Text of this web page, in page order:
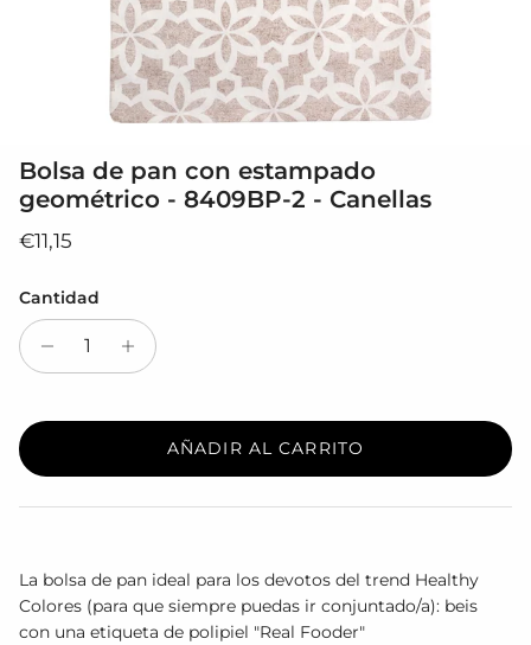
Bolsa de pan con estampado
geométrico - 8409BP-2 - Canellas
Precio normal
€11,15
Cantidad
AÑADIR AL CARRITO
La bolsa de pan ideal para los devotos del trend Healthy
Colores (para que siempre puedas ir conjuntado/a): beis
con una etiqueta de polipiel "Real Fooder"